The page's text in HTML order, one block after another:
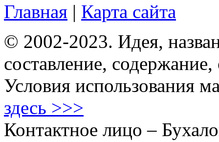
Главная | Карта сайта
© 2002-2023. Идея,
составление,
Условия использования
здесь >>>
Контактное лицо –